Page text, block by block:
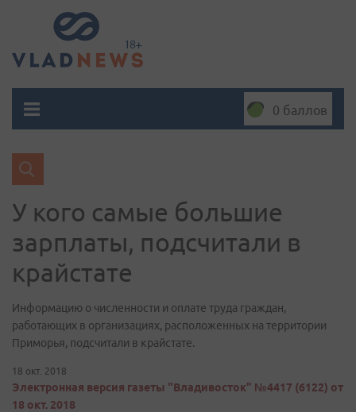
0 баллов
У кого самые большие
зарплаты, подсчитали в
крайстате
Информацию о численности и оплате труда граждан,
работающих в организациях, расположенных на территории
Приморья, подсчитали в крайстате.
18 окт. 2018
Электронная версия газеты "Владивосток" №4417 (6122) от
18 окт. 2018